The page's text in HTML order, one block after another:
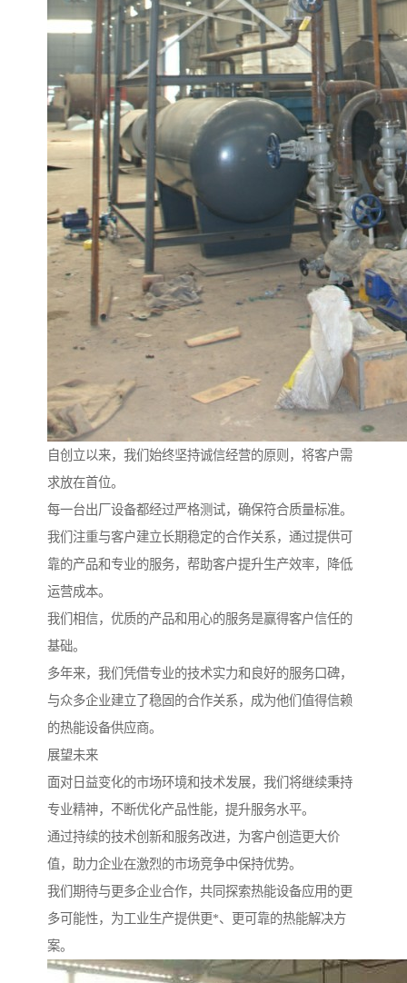
自创立以来，我们始终坚持诚信经营的原则，将客户需
求放在首位。
每一台出厂设备都经过严格测试，确保符合质量标准。
我们注重与客户建立长期稳定的合作关系，通过提供可
靠的产品和专业的服务，帮助客户提升生产效率，降低
运营成本。
我们相信，优质的产品和用心的服务是赢得客户信任的
基础。
多年来，我们凭借专业的技术实力和良好的服务口碑，
与众多企业建立了稳固的合作关系，成为他们值得信赖
的热能设备供应商。
展望未来
面对日益变化的市场环境和技术发展，我们将继续秉持
专业精神，不断优化产品性能，提升服务水平。
通过持续的技术创新和服务改进，为客户创造更大价
值，助力企业在激烈的市场竞争中保持优势。
我们期待与更多企业合作，共同探索热能设备应用的更
多可能性，为工业生产提供更*、更可靠的热能解决方
案。